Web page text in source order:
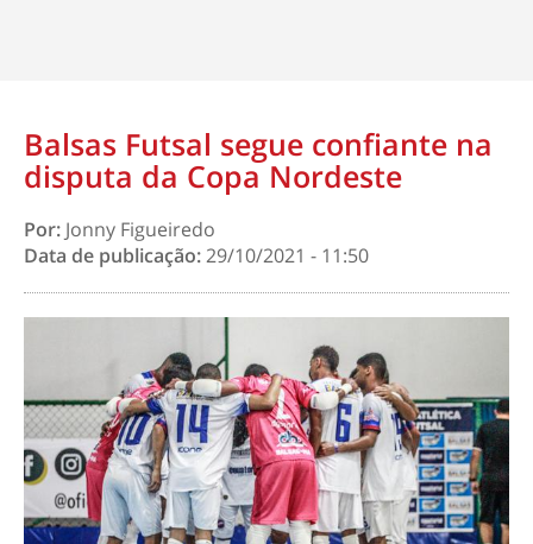
Balsas Futsal segue confiante na
disputa da Copa Nordeste
Por: Jonny Figueiredo
Data de publicação:29/10/2021 - 11:50